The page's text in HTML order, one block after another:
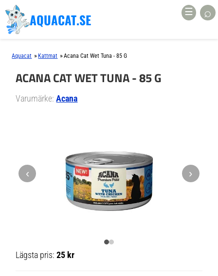
AQUACAT.SE ☰ ⌕
Aquacat » Kattmat »Acana Cat Wet Tuna - 85 G
ACANA CAT WET TUNA - 85 G
Varumärke:Acana
‹ ›
Lägsta pris:25 kr